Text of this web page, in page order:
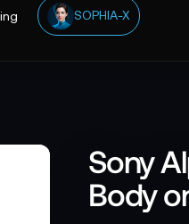
SOPHIA-X
Sony
Body